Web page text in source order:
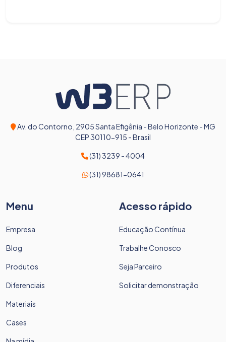
Av. do Contorno, 2905 Santa Efigênia - Belo Horizonte - MG
CEP 30110-915 - Brasil
(31) 3239 - 4004
(31) 98681-0641
Menu
Empresa
Blog
Produtos
Diferenciais
Materiais
Cases
Acesso rápido
Educação Contínua
Trabalhe Conosco
Seja Parceiro
Solicitar demonstração